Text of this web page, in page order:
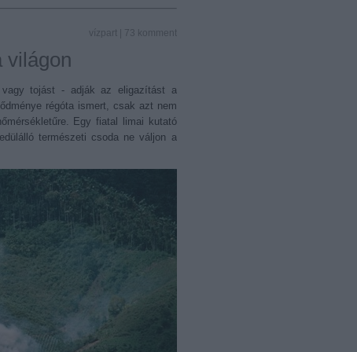
vízpart 73 komment
világon
vagy tojást - adják az eligazítást a
régóta ismert, csak azt nem
Egy fiatal limai kutató
természeti csoda ne váljon a